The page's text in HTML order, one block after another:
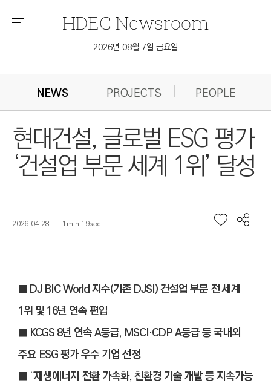
메
HDEC Newsroom
2026년 08월 7일 금요일
NEWS PROJECTS PEOPLE
현대건설, 글로벌 ESG 평가
‘건설업 부문 세계 1위’ 달성
2026.04.28 1min 19sec
■ DJ BIC World 지수(기존 DJSI) 건설업 부문 전 세계
1위 및 16년 연속 편입
■ KCGS 8년 연속 A등급, MSCI·CDP A등급 등 국내외
주요 ESG 평가 우수 기업 선정
■ “재생에너지 전환 가속화, 친환경 기술 개발 등 지속가능